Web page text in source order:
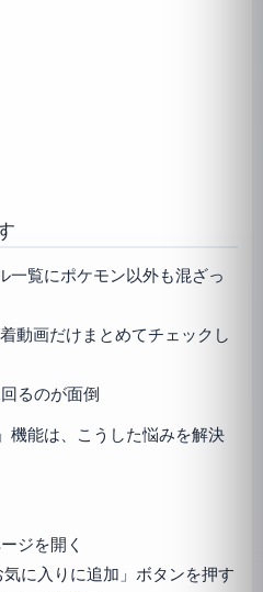
一覧にポケモン以外も混ざっ
動画だけまとめてチェックし
るのが面倒
機能は、こうした悩みを解決
ジを開く
に入りに追加」ボタンを押す